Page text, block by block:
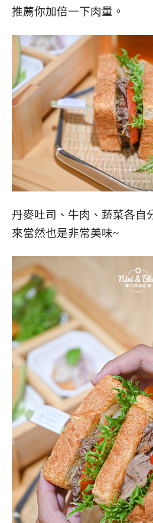
推薦你加倍一下肉量。
丹麥吐司、牛肉、蔬菜各自
來當然也是非常美味~